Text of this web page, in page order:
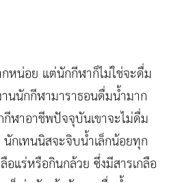
หน่อย แต่นักกีฬาก็ไม่ใช่จะดื่ม
นนักกีฬามาราธอนดื่มน้ำมาก
ฬาอาชีพปัจจุบันเขาจะไม่ดื่ม
กเทนนิสจะจิบน้ำเล็กน้อยทุก
แร่หรือกินกล้วย ซึ่งมีสารเกลือ